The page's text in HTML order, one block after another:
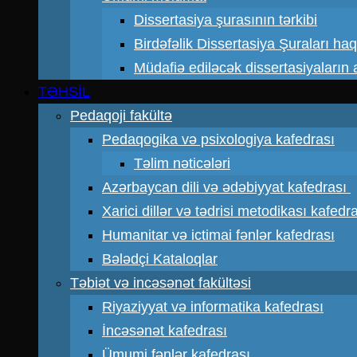
Dissertasiya şurasının tərkibi
Birdəfəlik Dissertasiya Şuraları
Müdafiə ediləcək dissertasiyaların
TƏHSİL
Pedaqoji fakültə
Pedaqogika və psixologiya kafedrası
Təlim nəticələri
Azərbaycan dili və ədəbiyyat kafedrası
Xarici dillər və tədrisi metodikası
Humanitar və ictimai fənlər kafedrası
Bələdçi Kataloqlar
Təbiət və incəsənət fakültəsi
Riyaziyyat və informatika kafedrası
İncəsənət kafedrası